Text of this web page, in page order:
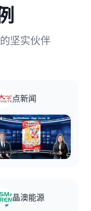
坚实伙伴
点新闻
晶澳能源